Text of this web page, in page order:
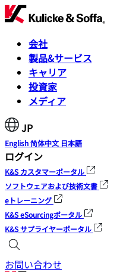
会社
製品&サービス
キャリア
投資家
メディア
JP
English简体中文 日本語
ログイン
K&S カスタマーポータル
ソフトウェアおよび技術文書
eトレーニング
K&S eSourcingポータル
K&S サプライヤーポータル
お問い合わせ